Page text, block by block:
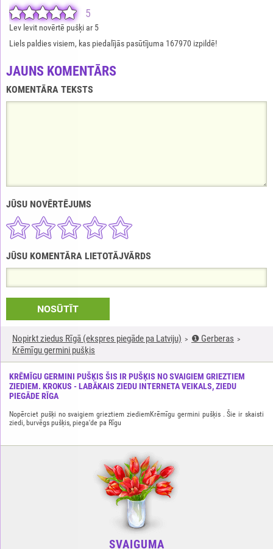
Nopirkt ziedus Rīgā (ekspres piegāde pa Latviju)
❶ Gerberas
Krēmīgu germini pušķis
KRĒMĪGU GERMINI PUŠĶIS ŠIS IR PUŠĶIS NO SVAIGIEM GRIEZTIEM
ZIEDIEM. KROKUS - LABĀKAIS ZIEDU INTERNETA VEIKALS, ZIEDU
PIEGĀDE RĪGA
Nopērciet pušķi no svaigiem grieztiem ziediemKrēmīgu germini pušķis . Šie ir skaisti
ziedi, burvēgs pušķis, piega'de pa Rīgu
5
Lev levit novērtē pušķi ar 5
Liels paldies visiem, kas piedalījās pasūtījuma 167970 izpildē!
JAUNS KOMENTĀRS
KOMENTĀRA TEKSTS
JŪSU NOVĒRTĒJUMS
JŪSU KOMENTĀRA LIETOTĀJVĀRDS
NOSŪTĪT
SVAIGUMA